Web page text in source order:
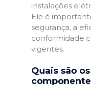
instalações
Ele é
segurança, a
conformidade
vigentes.
Quais são